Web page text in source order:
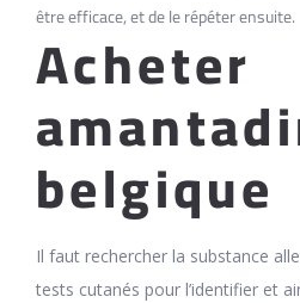
être efficace, et de le répéter ensuite.
Acheter
belgique
Il faut rechercher la substance
tests cutanés pour l’identifier et